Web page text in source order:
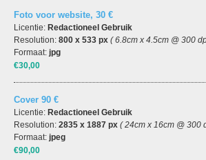
Foto voor website, 30 €
Licentie: Redactioneel Gebruik
Resolution: 800 x 533 px ( 6.8cm x 4.5cm @ 300
Formaat: jpg
€30,00
Cover 90 €
Licentie: Redactioneel Gebruik
Resolution: 2835 x 1887 px ( 24cm x 16cm @ 300
Formaat: jpeg
€90,00